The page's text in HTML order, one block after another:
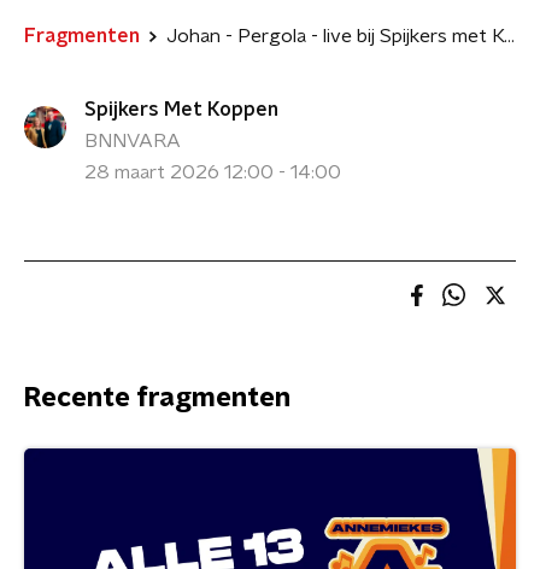
Fragmenten Johan - Pergola - live bij Spijkers met Koppen
Spijkers Met Koppen
BNNVARA
28 maart 2026 12:00 - 14:00
Recente fragmenten